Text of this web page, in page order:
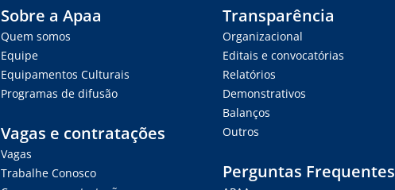
Sobre a Apaa
Quem somos
Equipe
Equipamentos Culturais
Programas de difusão
Vagas e contratações
Vagas
Trabalhe Conosco
Transparência
Organizacional
Editais e convocatórias
Relatórios
Demonstrativos
Balanços
Outros
Perguntas Frequentes